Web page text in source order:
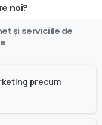
noi?
și serviciile de
precum